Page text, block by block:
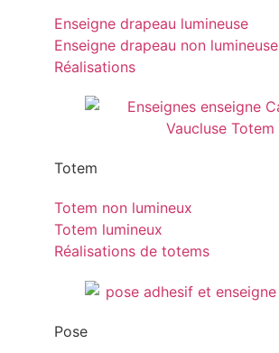
Enseigne drapeau lumineuse
Enseigne drapeau non lumineuse
Réalisations
Totem
Totem non lumineux
Totem lumineux
Réalisations de totems
Pose